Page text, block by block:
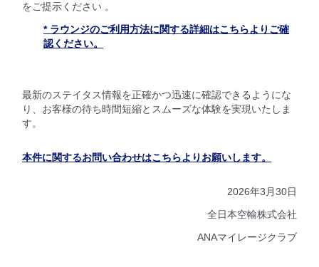
をご提示ください 。
* ラウンジのご利用方法に関する詳細はこちらよりご確
認ください。
最新のステイタス情報を正確かつ迅速に確認できるようにな
り、お客様の待ち時間短縮とスムーズな体験を実現いたしま
す。
本件に関するお問い合わせはこちらよりお願いします。
2026年3月30日
全日本空輸株式会社
ANAマイレージクラブ